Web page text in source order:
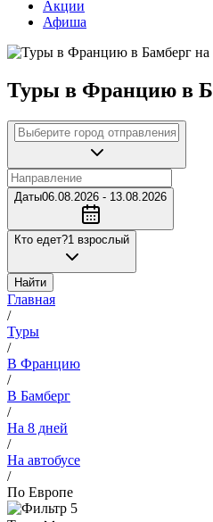
Акции
Афиша
Туры в Францию в
Даты06.08.2026 - 13.08.2026
Кто едет?1 взрослый
Найти
Главная
/
Туры
/
В Францию
/
В Бамберг
/
На 8 дней
/
На автобусе
/
По Европе
5